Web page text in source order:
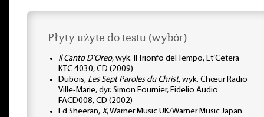
Płyty użyte do testu (wybór)
Il Canto D’Oreo, wyk. Il Trionfo del Tempo, Et’Cetera
KTC 4030, CD (2009)
Dubois, Les Sept Paroles du Christ, wyk. Chœur Radio
Ville-Marie, dyr. Simon Fournier, Fidelio Audio
FACD008, CD (2002)
Ed Sheeran, X, Warner Music UK/Warner Music Japan